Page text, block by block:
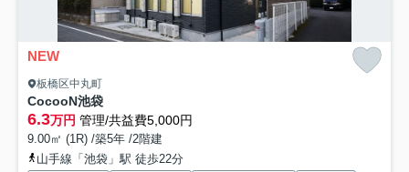
NEW
板橋区中丸町
CocooN池袋
6.3万円 管理/共益費5,000円
9.00㎡ (1R) /築5年 /2階建
山手線「池袋」駅 徒歩22分